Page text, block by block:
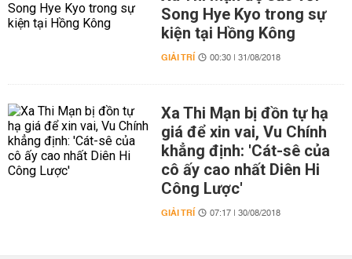
Song Hye Kyo trong sự
kiện tại Hồng Kông
GIẢI TRÍ 00:30 | 31/08/2018
Xa Thi Mạn bị đồn tự hạ
giá để xin vai, Vu Chính
khẳng định: 'Cát-sê của
cô ấy cao nhất Diên Hi
Công Lược'
GIẢI TRÍ 07:17 | 30/08/2018